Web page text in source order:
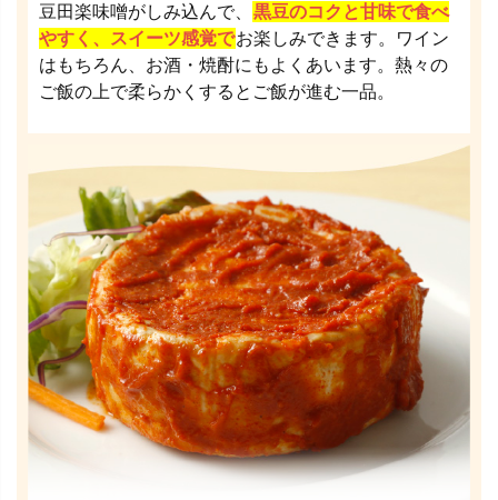
豆田楽味噌がしみ込んで、 黒豆のコクと甘味で食べ
やすく、スイーツ感覚でお楽しみできます。ワイン
はもちろん、お酒・焼酎にもよくあいます。熱々の
ご飯の上で柔らかくするとご飯が進む一品。